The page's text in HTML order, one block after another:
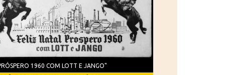
1960 COM LOTT E JANGO"